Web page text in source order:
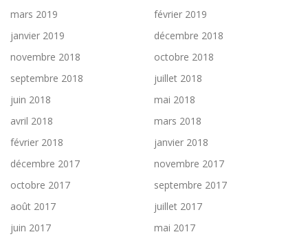
mars 2019
février 2019
janvier 2019
décembre 2018
novembre 2018
octobre 2018
septembre 2018
juillet 2018
juin 2018
mai 2018
avril 2018
mars 2018
février 2018
janvier 2018
décembre 2017
novembre 2017
octobre 2017
septembre 2017
août 2017
juillet 2017
juin 2017
mai 2017